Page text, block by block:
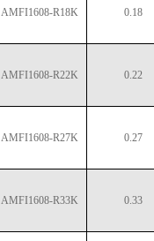
AMFI1608-R18K 0.18
AMFI1608-R22K 0.22
AMFI1608-R27K 0.27
AMFI1608-R33K 0.33